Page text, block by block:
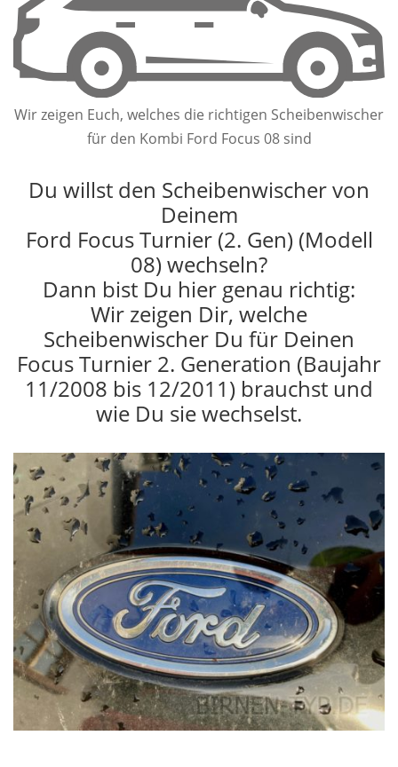
Wir zeigen Euch, welches die richtigen Scheibenwischer
für den Kombi Ford Focus 08 sind
Du willst den Scheibenwischer von
Deinem
Ford Focus Turnier (2. Gen) (Modell
08) wechseln?
Dann bist Du hier genau richtig:
Wir zeigen Dir, welche
Scheibenwischer Du für Deinen
Focus Turnier 2. Generation (Baujahr
11/2008 bis 12/2011) brauchst und
wie Du sie wechselst.